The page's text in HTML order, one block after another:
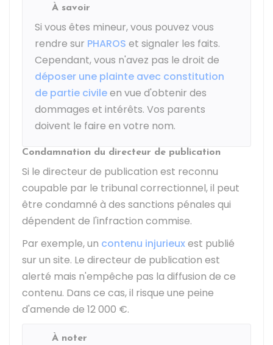
À savoir
Si vous êtes mineur, vous pouvez vous
rendre sur PHAROS et signaler les faits.
Cependant, vous n'avez pas le droit de
déposer une plainte avec constitution
de partie civileen vue d'obtenir des
dommages et intérêts. Vos parents
doivent le faire en votre nom.
Condamnation du directeur de publication
Si le directeur de publication est reconnu
coupable par le tribunal correctionnel, il peut
être condamné à des sanctions pénales qui
dépendent de l'infraction commise.
Par exemple, un contenu injurieuxest publié
sur un site. Le directeur de publication est
alerté mais n'empêche pas la diffusion de ce
contenu. Dans ce cas, il risque une peine
d'amende de 12 000 €.
À noter